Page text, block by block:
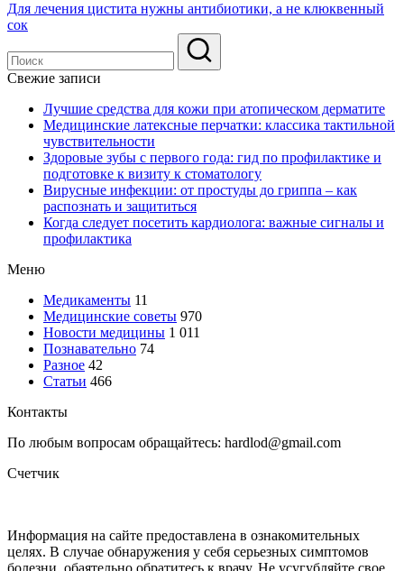
Для лечения цистита нужны антибиотики, а не клюквенный
сок
Свежие записи
Лучшие средства для кожи при атопическом дерматите
Медицинские латексные перчатки: классика тактильной
чувствительности
Здоровые зубы с первого года: гид по профилактике и
подготовке к визиту к стоматологу
Вирусные инфекции: от простуды до гриппа – как
распознать и защититься
Когда следует посетить кардиолога: важные сигналы и
профилактика
Меню
Медикаменты 11
Медицинские советы 970
Новости медицины 1 011
Познавательно 74
Разное 42
Статьи 466
Контакты
По любым вопросам обращайтесь: hardlod@gmail.com
Счетчик
Информация на сайте предоставлена в ознакомительных
целях. В случае обнаружения у себя серьезных симптомов